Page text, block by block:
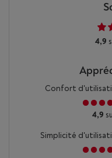
4,9
Confort
4,9
Simplicité